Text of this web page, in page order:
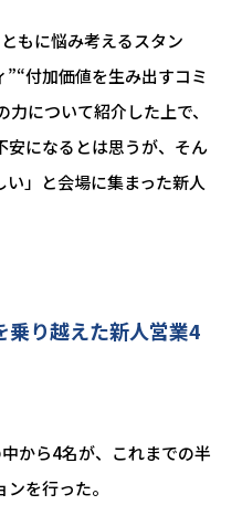
もに悩み考えるスタン
”“付加価値を生み出すコミ
について紹介した上で、
安になるとは思うが、そん
」と会場に集まった新人
乗り越えた新人営業4
から4名が、これまでの半
を行った。